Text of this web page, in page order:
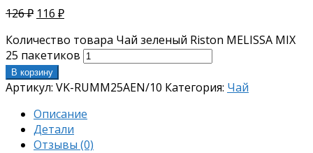
126₽ 116 ₽
Количество товара Чай зеленый Riston MELISSA MIX
25 пакетиков
В корзину
Артикул: VK-RUMM25AEN/10 Категория: Чай
Описание
Детали
Отзывы (0)